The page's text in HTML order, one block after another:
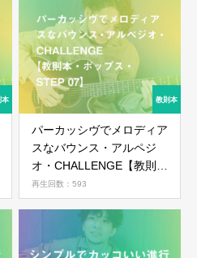
パーカッシヴでメロディア
スなバウンス・アルペジ
オ・CHALLENGE【教則
本・ポップス・STEP 07】
再生回数：593